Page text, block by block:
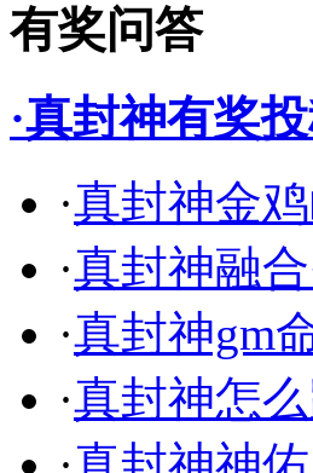
有奖问答
·真封神有奖
·真封神金
·真封神融
·真封神gm
·真封神怎